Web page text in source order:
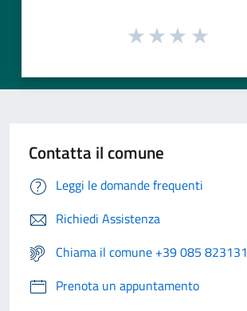
Contatta il comune
Leggi le domande frequenti
Richiedi Assistenza
Chiama il comune +39 085 823131
Prenota un appuntamento